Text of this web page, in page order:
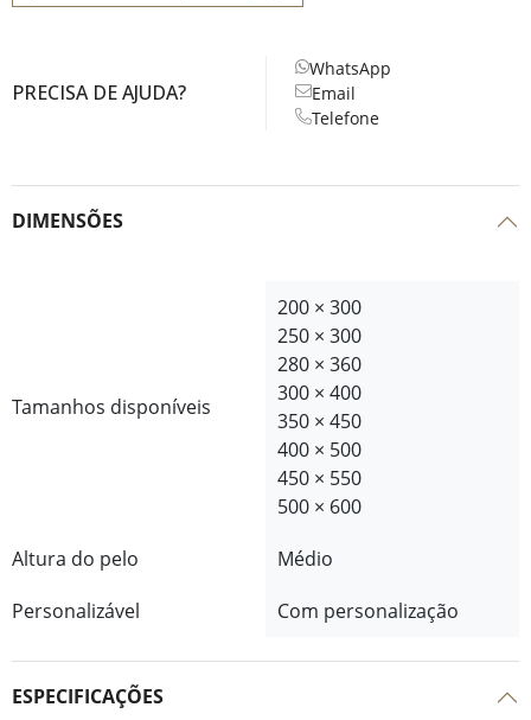
PRECISA DE AJUDA?
WhatsApp
Email
Telefone
DIMENSÕES
Tamanhos disponíveis
200 × 300
250 × 300
280 × 360
300 × 400
350 × 450
400 × 500
450 × 550
500 × 600
Altura do pelo
Médio
Personalizável
Com personalização
ESPECIFICAÇÕES